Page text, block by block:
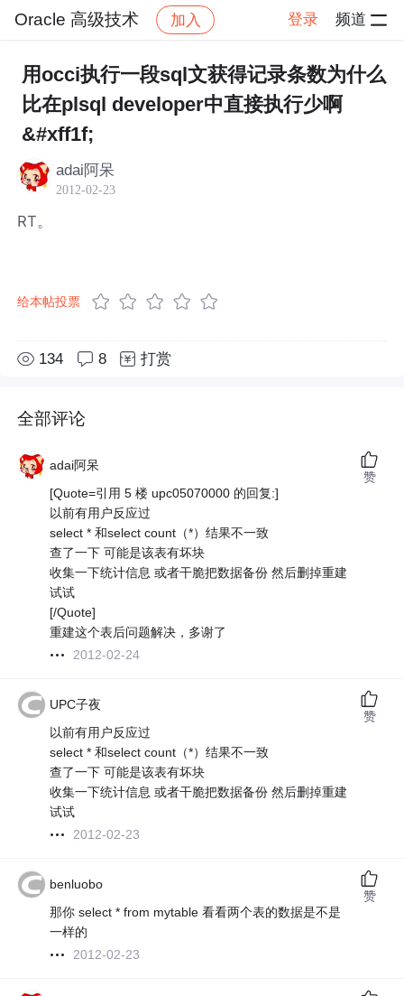
Oracle 高级技术 加入 登录 频道
社区 Oracle 高级技术 帖子详情
用occi执行一段sql文获得记录条数为什么
比在plsql developer中直接执行少啊
&#xff1f;
adai阿呆
2012-02-23
RT。
给本帖投票
134 8 打赏
全部评论
adai阿呆
[Quote=引用 5 楼 upc05070000 的回复:]
以前有用户反应过
select * 和select count（*）结果不一致
查了一下 可能是该表有坏块
收集一下统计信息 或者干脆把数据备份 然后删掉重建
试试
[/Quote]
重建这个表后问题解决，多谢了
2012-02-24
赞
UPC子夜
以前有用户反应过
select * 和select count（*）结果不一致
查了一下 可能是该表有坏块
收集一下统计信息 或者干脆把数据备份 然后删掉重建
试试
2012-02-23
赞
benluobo
那你 select * from mytable 看看两个表的数据是不是
一样的
2012-02-23
赞